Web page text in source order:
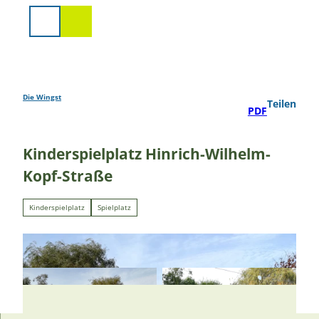
Die Wingst
PDF
Teilen
Kinderspielplatz Hinrich-Wilhelm-
Kopf-Straße
Kinderspielplatz Spielplatz